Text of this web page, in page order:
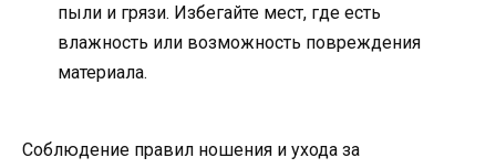
пыли и грязи. Избегайте мест, где есть
влажность или возможность повреждения
материала.
Соблюдение правил ношения и ухода за